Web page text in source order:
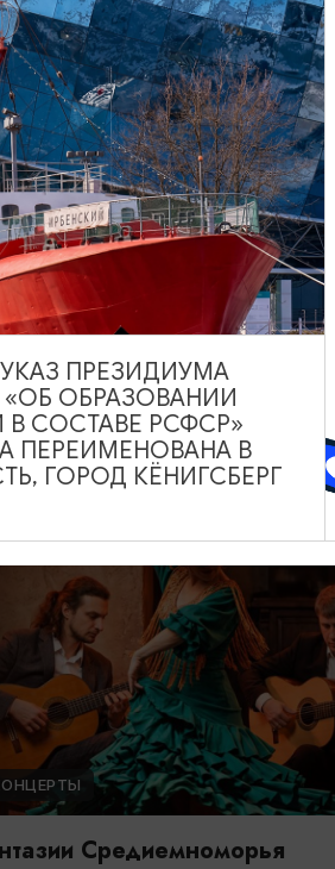
и голуби
19:00
Театр эстрады «Янтарь-холл»
Средиемноморья
ПРЕЗИДИУМА
ОБРАЗОВАНИИ
СОСТАВЕ РСФСР»
ПЕРЕИМЕНОВАНА В
ГОРОД КЁНИГСБЕРГ